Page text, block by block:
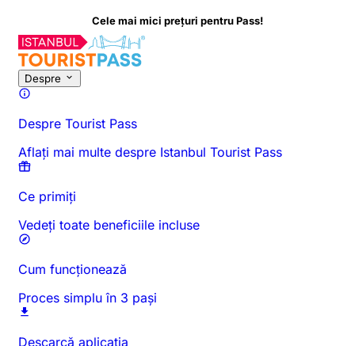
Cele mai mici prețuri pentru Pass!
Despre
Despre Tourist Pass
Aflați mai multe despre Istanbul Tourist Pass
Ce primiți
Vedeți toate beneficiile incluse
Cum funcționează
Proces simplu în 3 pași
Descarcă aplicația
Despre această activitate Prezentare generală